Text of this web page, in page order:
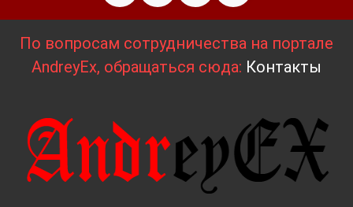
По вопросам сотрудничества на портале
AndreyEx, обращаться сюда: Контакты